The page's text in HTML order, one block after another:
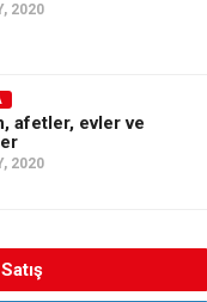
2020
afetler, evler ve
2020